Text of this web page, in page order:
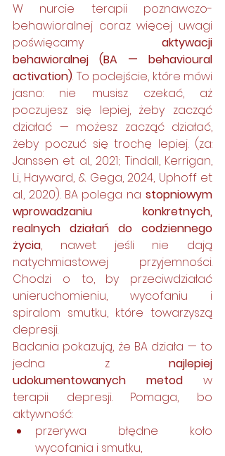
W nurcie terapii poznawczo-
behawioralnej coraz więcej uwagi
poświęcamy aktywacji
behawioralnej (BA — behavioural
activation). To podejście, które mówi
jasno: nie musisz czekać, aż
poczujesz się lepiej, żeby zacząć
działać — możesz zacząć działać,
żeby poczuć się trochę lepiej. (za:
Janssen et al., 2021; Tindall, Kerrigan,
Li, Hayward, & Gega, 2024, Uphoff et
al., 2020). BA polega na stopniowym
wprowadzaniu konkretnych,
realnych działań do codziennego
życia, nawet jeśli nie dają
natychmiastowej przyjemności.
Chodzi o to, by przeciwdziałać
unieruchomieniu, wycofaniu i
spiralom smutku, które towarzyszą
depresji.
Badania pokazują, że BA działa — to
jedna z najlepiej
udokumentowanych metod w
terapii depresji. Pomaga, bo
aktywność:
przerywa błędne koło
wycofania i smutku,